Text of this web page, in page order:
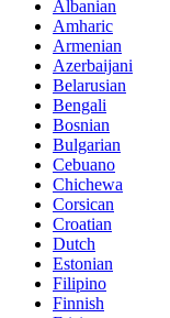
Albanian
Amharic
Armenian
Azerbaijani
Belarusian
Bengali
Bosnian
Bulgarian
Cebuano
Chichewa
Corsican
Croatian
Dutch
Estonian
Filipino
Finnish